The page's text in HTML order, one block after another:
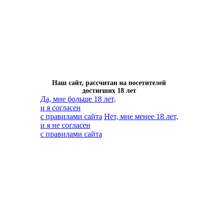
Наш сайт, рассчитан на посетителей
достигших 18 лет
Да, мне больше 18 лет,
и я согласен
с правилами сайта Нет, мне менее 18 лет,
и я не согласен
с правилами сайта